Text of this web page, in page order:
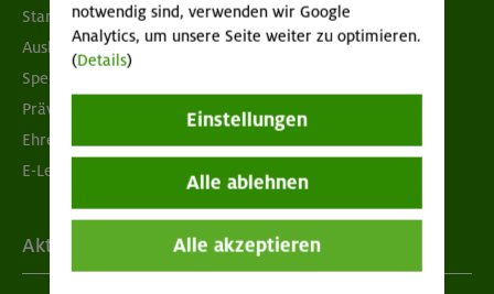
Standorte
Ausbildung & Jobs
Spenden
Prävention sexualisierter Gewalt
Ehrenamtsbörse
E-Learning
Aktuelles
notwendig sind, verwenden wir Google
Analytics, um unsere Seite weiter zu optimieren.
(Details)
Einstellungen
Alle ablehnen
Alle akzeptieren